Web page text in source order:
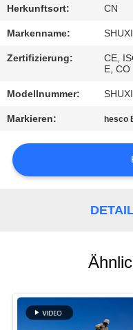
UNS
BITTE UM
EIN
ANGEBOT
Herkunftsort: CN
Markenname:
Zertifizierung:
CE,
E, CO
Modellnummer:
Markieren: hesco